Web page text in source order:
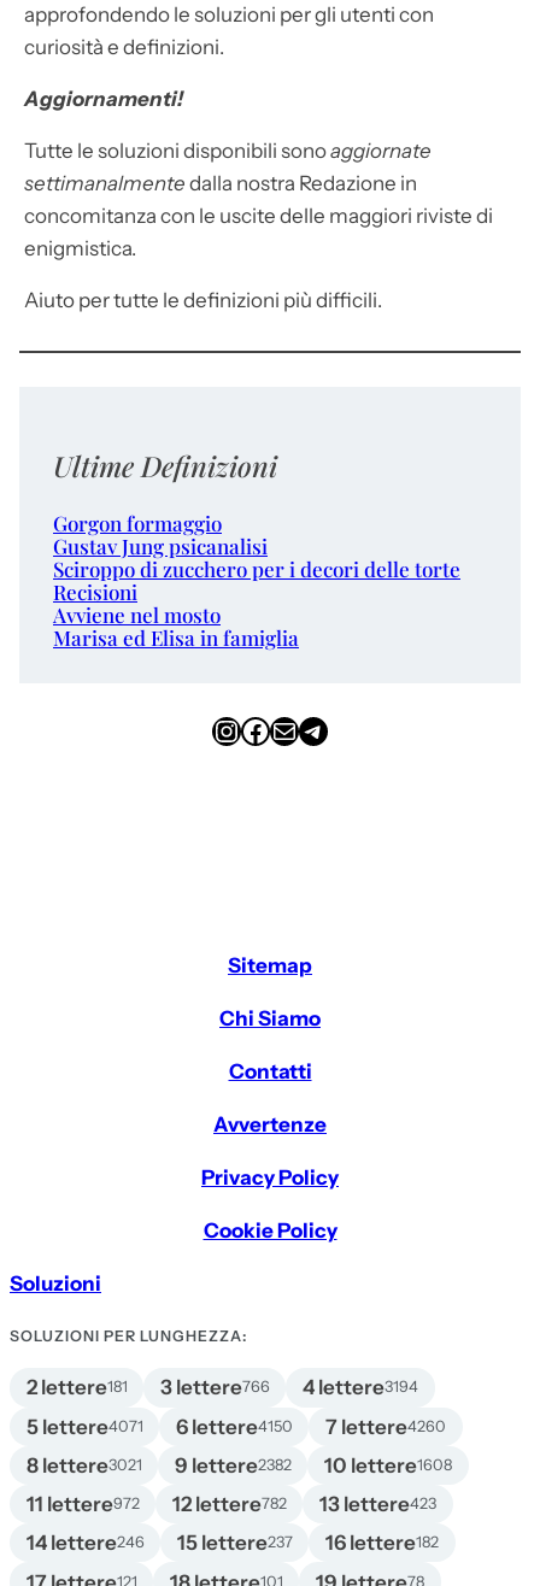
approfondendo le soluzioni per gli utenti con
curiosità e definizioni.
Aggiornamenti!
Tutte le soluzioni disponibili sonoaggiornate
settimanalmente dalla nostra Redazione in
concomitanza con le uscite delle maggiori riviste di
enigmistica.
Aiuto per tutte le definizioni più difficili.
Ultime Definizioni
Gorgon formaggio
Gustav Jung psicanalisi
Sciroppo di zucchero per i decori delle torte
Recisioni
Avviene nel mosto
Marisa ed Elisa in famiglia
InstagramFacebook Email Telegram
Sitemap
Chi Siamo
Contatti
Avvertenze
Privacy Policy
Cookie Policy
Soluzioni
SOLUZIONI PER LUNGHEZZA:
2 lettere181 3 lettere766 4 lettere3194
5 lettere4071 6 lettere4150 7 lettere4260
8 lettere3021 9 lettere2382 10 lettere1608
11 lettere972 12 lettere782 13 lettere423
14 lettere246 15 lettere237 16 lettere182
121 101 78